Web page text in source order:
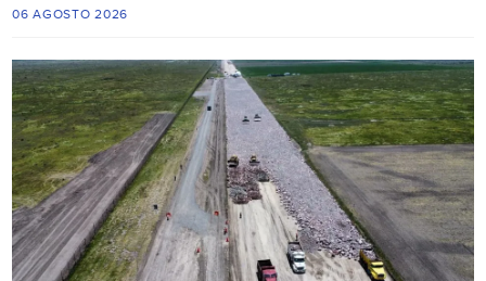
06 AGOSTO 2026